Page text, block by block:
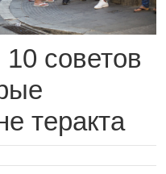
советов
теракта